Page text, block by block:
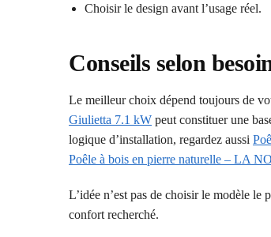
Choisir le design avant l’usage réel.
Conseils selon
Le meilleur choix dépend toujours de
Giulietta 7.1 kW peut constituer une
logique d’installation, regardez aussi
Poêle à bois en pierre naturelle – LA
L’idée n’est pas de choisir le modèle le
confort recherché.